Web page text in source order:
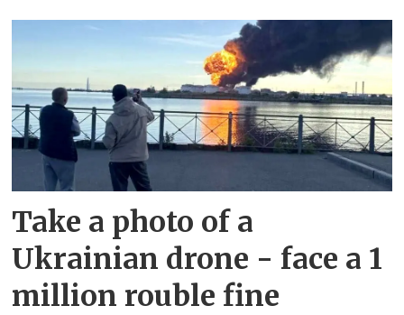
Take a photo of a
Ukrainian drone - face a 1
million rouble fine